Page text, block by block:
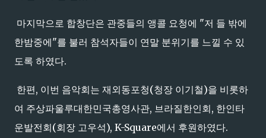
마지막으로 합창단은 관중들의 앵콜 요청에 "저 들 밖에
한밤중에"를 불러 참석자들이 연말 분위기를 느낄 수 있
도록 하였다.
한편, 이번 음악회는 재외동포청(청장 이기철)을 비롯하
여 주상파울루대한민국총영사관, 브라질한인회, 한인타
운발전회(회장 고우석), K-Square에서 후원하였다.